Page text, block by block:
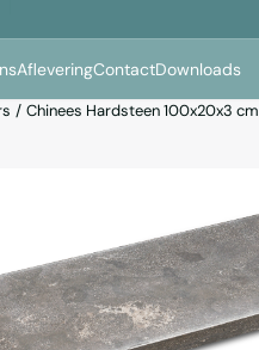
AfleveringContactDownloads
/ Chinees Hardsteen 100x20x3 cm